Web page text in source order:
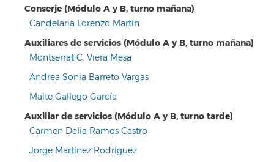
Conserje (Módulo A y B, turno mañana)
Candelaria Lorenzo Martín
Auxiliares de servicios (Módulo A y B, turno mañana)
Montserrat C. Viera Mesa
Andrea Sonia Barreto Vargas
Maite Gallego García
Auxiliar de servicios (Módulo A y B, turno tarde)
Carmen Delia Ramos Castro
Jorge Martínez Rodríguez